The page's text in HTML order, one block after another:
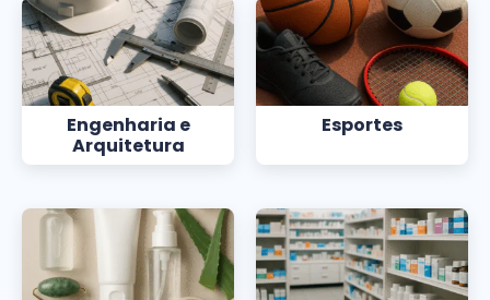
Engenharia e
Arquitetura
Esportes